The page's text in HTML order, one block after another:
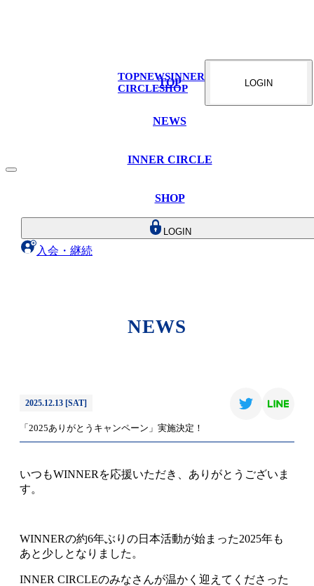
TOP
NEWS
INNER CIRCLE
SHOP
LOGIN
入会・継続
TOPNEWSINNER
CIRCLESHOP LOGIN
NEWS
2025.12.13 [SAT]
「2025ありがとうキャンペーン」実施決定！
いつもWINNERを応援いただき、ありがとうございま
す。
WINNERの約6年ぶりの日本活動が始まった2025年も
あと少しとなりました。
INNER CIRCLEのみなさんが温かく迎えてくださった